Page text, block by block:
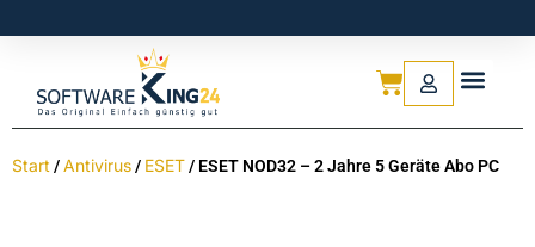
Start /Antivirus/ ESET/ ESET NOD32 – 2 Jahre 5 Geräte Abo PC